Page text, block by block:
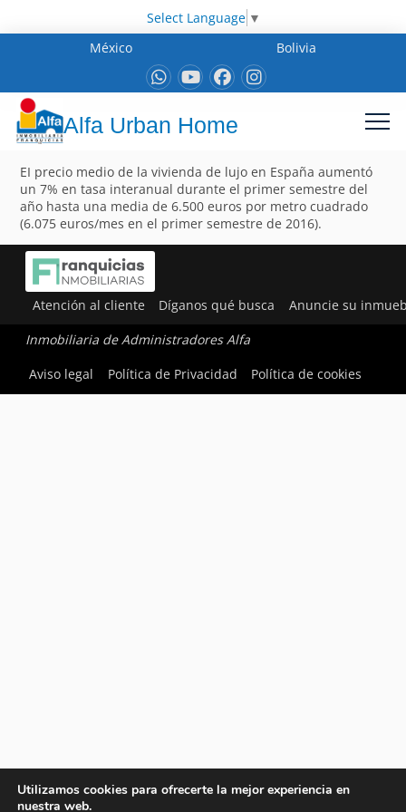
Select Language ▼
México
Bolivia
Alfa Urban Home
EI precio medio de la vivienda de lujo en España aumentó
un 7% en tasa interanual durante el primer semestre del
año hasta una media de 6.500 euros por metro cuadrado
(6.075 euros/mes en el primer semestre de 2016).
Atención al cliente Díganos qué busca Anuncie su
Inmobiliaria de Administradores Alfa
Aviso legal
Política de Privacidad Política de cookies
Utilizamos cookies para ofrecerte la mejor experiencia en
nuestra web.